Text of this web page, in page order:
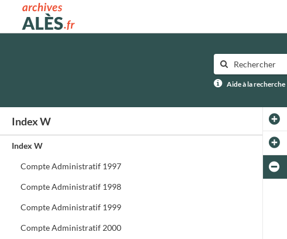
Archives municipales d'Alès
Aide à la recherche
Index W
Index W
Compte Administratif 1997
Compte Administratif 1998
Compte Administratif 1999
Compte Administratif 2000